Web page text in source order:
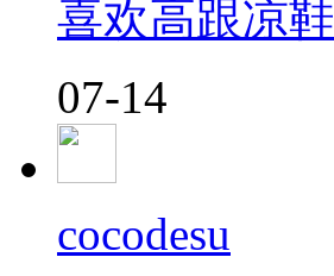
喜欢高跟凉鞋
07-14
cocodesu